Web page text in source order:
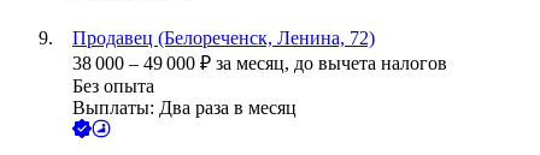
Продавец (Белореченск, Ленина, 72)
38 000 – 49 000 ₽ за месяц, до вычета налогов
Без опыта
Выплаты: Два раза в месяц